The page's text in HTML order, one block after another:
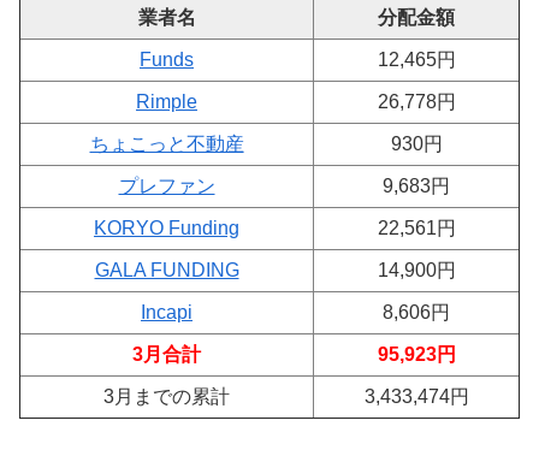
業者名 分配金額
Funds 12,465円
Rimple 26,778円
ちょこっと不動産 930円
プレファン 9,683円
KORYO Funding 22,561円
GALA FUNDING 14,900円
Incapi 8,606円
3月合計 95,923円
3月までの累計 3,433,474円